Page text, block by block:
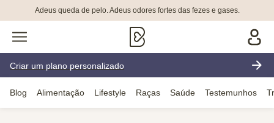
Adeus queda de pelo. Adeus odores fortes das fezes e gases.
Criar um plano personalizado
Blog Alimentação Lifestyle Raças Saúde Testemunhos